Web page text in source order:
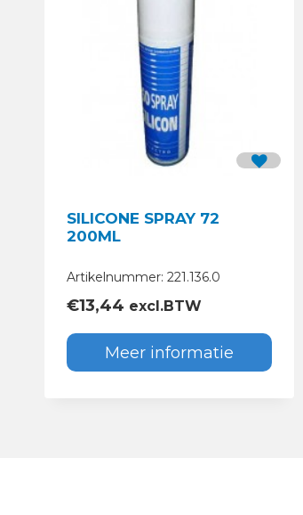
SILICONE SPRAY 72
200ML
Artikelnummer: 221.136.0
€13,44 excl.BTW
Meer informatie